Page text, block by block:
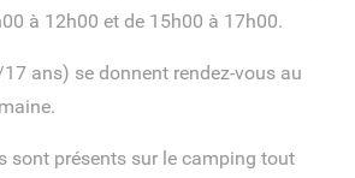
à 12h00 et de 15h00 à 17h00.
ans) se donnent rendez-vous au
sont présents sur le camping tout